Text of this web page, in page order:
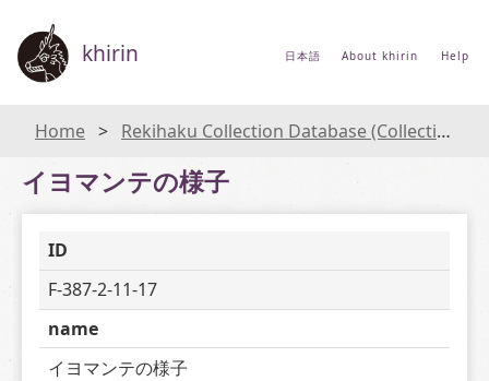
khirin 日本語 About khirin Help
Home Rekihaku Collection Database (Collections Database of the National Museum of Japanese History)
イヨマンテの様子
ID
F-387-2-11-17
name
イヨマンテの様子